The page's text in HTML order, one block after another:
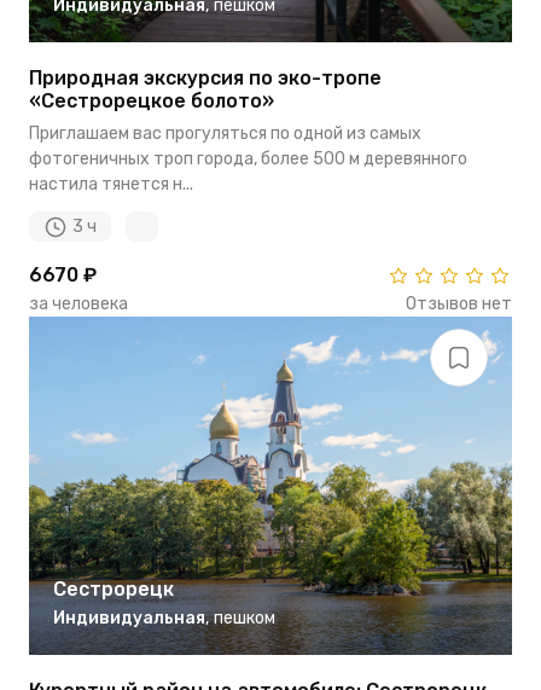
Индивидуальная, пешком
Природная экскурсия по эко-тропе
«Сестрорецкое болото»
Приглашаем вас прогуляться по одной из самых
фотогеничных троп города, более 500 м деревянного
настила тянется н...
3 ч
6670 ₽
за человека Отзывов нет
Сестрорецк
Индивидуальная, пешком